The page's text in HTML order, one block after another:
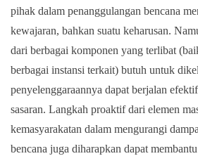
pihak dalam penanggulangan bencana
kewajaran, bahkan suatu keharusan.
dari berbagai komponen yang terlibat
berbagai instansi terkait) butuh untuk
penyelenggaraannya dapat berjalan
sasaran. Langkah proaktif dari elemen
kemasyarakatan dalam mengurangi
bencana juga diharapkan dapat